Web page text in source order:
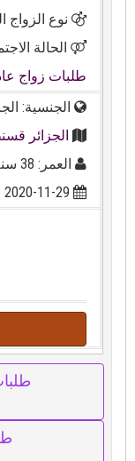
نوع الزواج
الحالة
طلبات زواج
الجنسية:
الجزائر
العمر: 38 سنة
2020-11-29